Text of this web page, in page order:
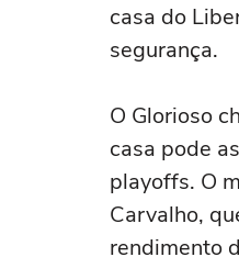
casa do
segurança.
O Glorioso
casa pode
playoffs. O
Carvalho,
rendimento